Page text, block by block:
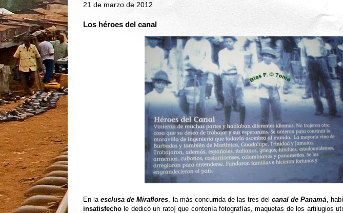
21 de marzo de 2012
Los héroes del canal
En laesclusa de Miraflores, la más concurrida de las tres delcanal de Panamá,
insatisfecho le dedicó un rato] que contenía fotografías, maquetas de los artilugios